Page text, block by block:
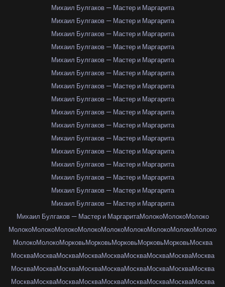
Михаил Булгаков — Мастер и Маргарита
Михаил Булгаков — Мастер и Маргарита
Михаил Булгаков — Мастер и Маргарита
Михаил Булгаков — Мастер и Маргарита
Михаил Булгаков — Мастер и Маргарита
Михаил Булгаков — Мастер и Маргарита
Михаил Булгаков — Мастер и Маргарита
Михаил Булгаков — Мастер и Маргарита
Михаил Булгаков — Мастер и Маргарита
Михаил Булгаков — Мастер и Маргарита
Михаил Булгаков — Мастер и Маргарита
Михаил Булгаков — Мастер и Маргарита
Михаил Булгаков — Мастер и Маргарита
Михаил Булгаков — Мастер и Маргарита
Михаил Булгаков — Мастер и Маргарита
Михаил Булгаков — Мастер и Маргарита
Михаил Булгаков — Мастер и МаргаритаМолокоМолокоМолоко
МолокоМолокоМолокоМолокоМолокоМолокоМолокоМолокоМолоко
МолокоМолокоМорковьМорковьМорковьМорковьМорковьМосква
МоскваМоскваМоскваМоскваМоскваМоскваМоскваМоскваМосква
МоскваМоскваМоскваМоскваМоскваМоскваМоскваМоскваМосква
МоскваМоскваМоскваМоскваМоскваМоскваМоскваМоскваМосква